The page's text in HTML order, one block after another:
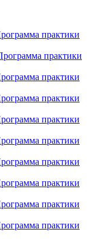
практики
практики
практики
практики
практики
практики
практики
практики
практики
практики